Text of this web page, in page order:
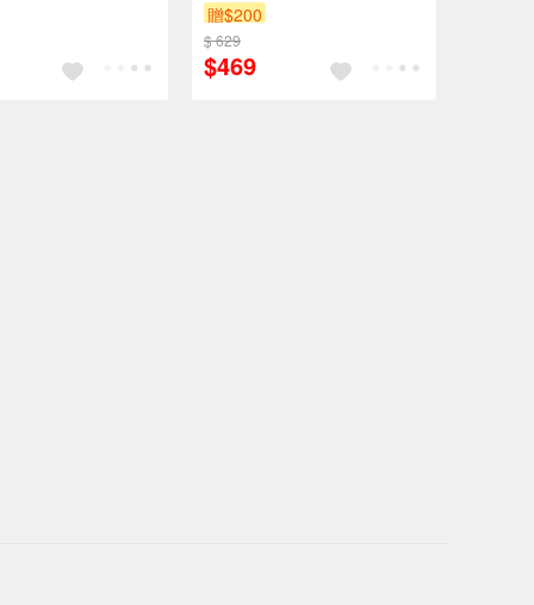
贈$200
$ 629
$469